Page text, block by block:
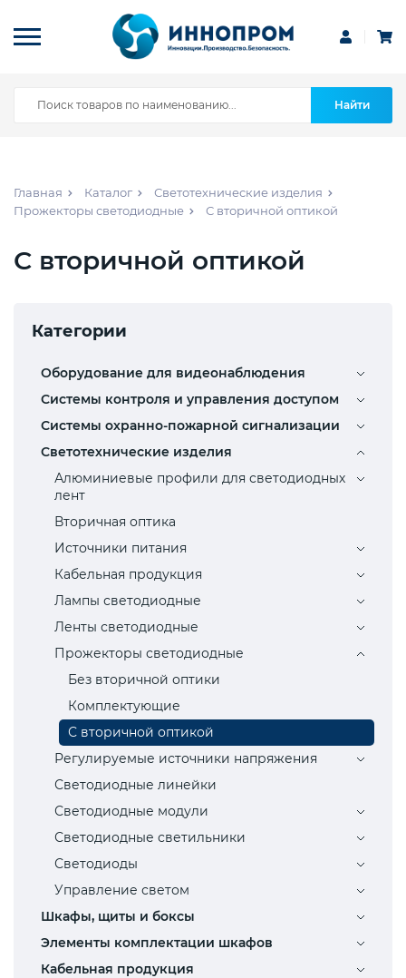
Найти
Главная Каталог
Светотехнические изделия
Прожекторы светодиодные
С вторичной оптикой
С вторичной оптикой
Категории
Оборудование для видеонаблюдения
Системы контроля и управления доступом
Системы охранно-пожарной сигнализации
Светотехнические изделия
Алюминиевые профили для светодиодных
лент
Вторичная оптика
Источники питания
Кабельная продукция
Лампы светодиодные
Ленты светодиодные
Прожекторы светодиодные
Без вторичной оптики
Комплектующие
С вторичной оптикой
Регулируемые источники напряжения
Светодиодные линейки
Светодиодные модули
Светодиодные светильники
Светодиоды
Управление светом
Шкафы, щиты и боксы
Элементы комплектации шкафов
Кабельная продукция